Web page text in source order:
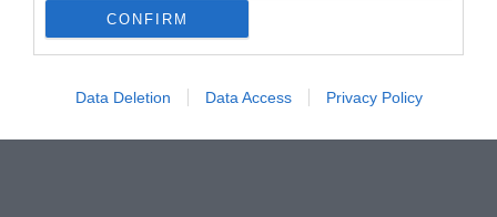
CONFIRM
Data Deletion Data Access Privacy Policy